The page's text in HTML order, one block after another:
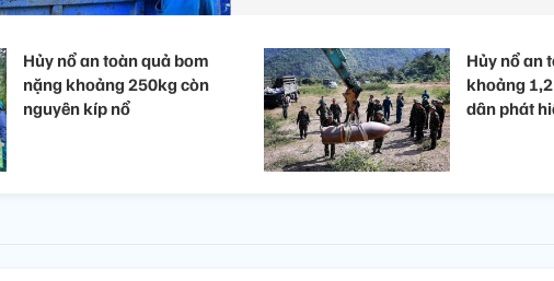
Hủy nổ an toàn quả bom
nặng khoảng 250kg còn
nguyên kíp nổ
Hủy nổ an
khoảng
dân phát